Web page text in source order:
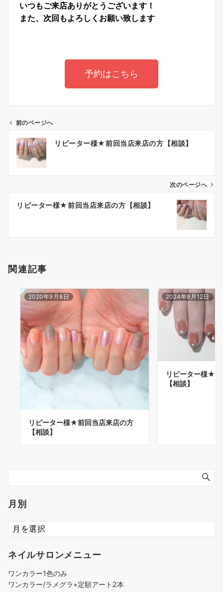
いつもご来店ありがとうございます！
また、次回もよろしくお願い致します
予約はこちら
前のページへ
リピーター様★前回当店来店の方【相談】
次のページへ
リピーター様★前回当店来店の方【相談】
関連記事
2020年9月8日
リピーター様★前回当店来店の方
【相談】
2024年9月12日
リピーター様★
【相談】
月別
ネイルサロンメニュー
ワンカラー1色のみ
ワンカラー/ラメグラ+定額アート2本